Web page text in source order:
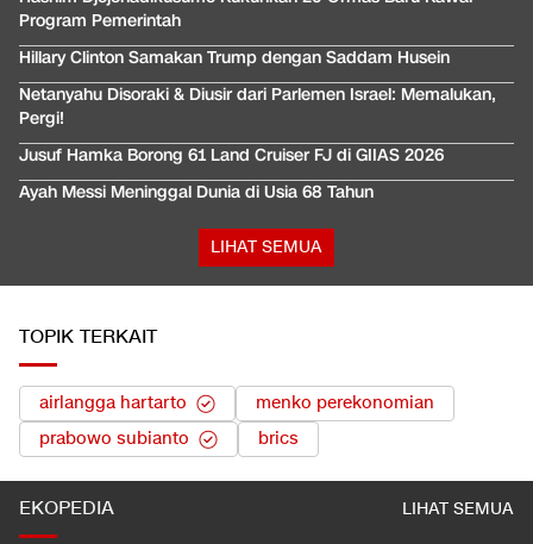
Program Pemerintah
Hillary Clinton Samakan Trump dengan Saddam Husein
Netanyahu Disoraki & Diusir dari Parlemen Israel: Memalukan,
Pergi!
Jusuf Hamka Borong 61 Land Cruiser FJ di GIIAS 2026
Ayah Messi Meninggal Dunia di Usia 68 Tahun
LIHAT SEMUA
TOPIK TERKAIT
airlangga hartarto
menko perekonomian
prabowo subianto
brics
EKOPEDIA LIHAT SEMUA